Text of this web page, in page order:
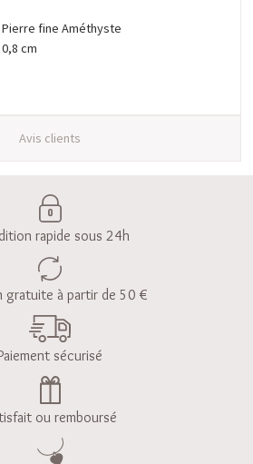
fine Améthyste
cm
Avis clients
rapide sous 24h
gratuite à partir de 50 €
sécurisé
ou remboursé